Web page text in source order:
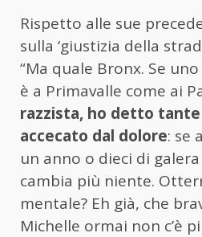
Rispetto alle sue
sulla ‘giustizia della
“Ma quale Bronx. Se
è a Primavalle come ai
razzista, ho detto
accecato dal dolore: se
un anno o dieci di
cambia più niente.
mentale? Eh già, che
Michelle ormai non c’è